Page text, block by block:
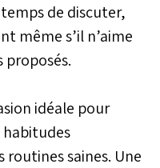
de discuter,
même s’il n’aime
proposés.
idéale pour
habitudes
saines. Une